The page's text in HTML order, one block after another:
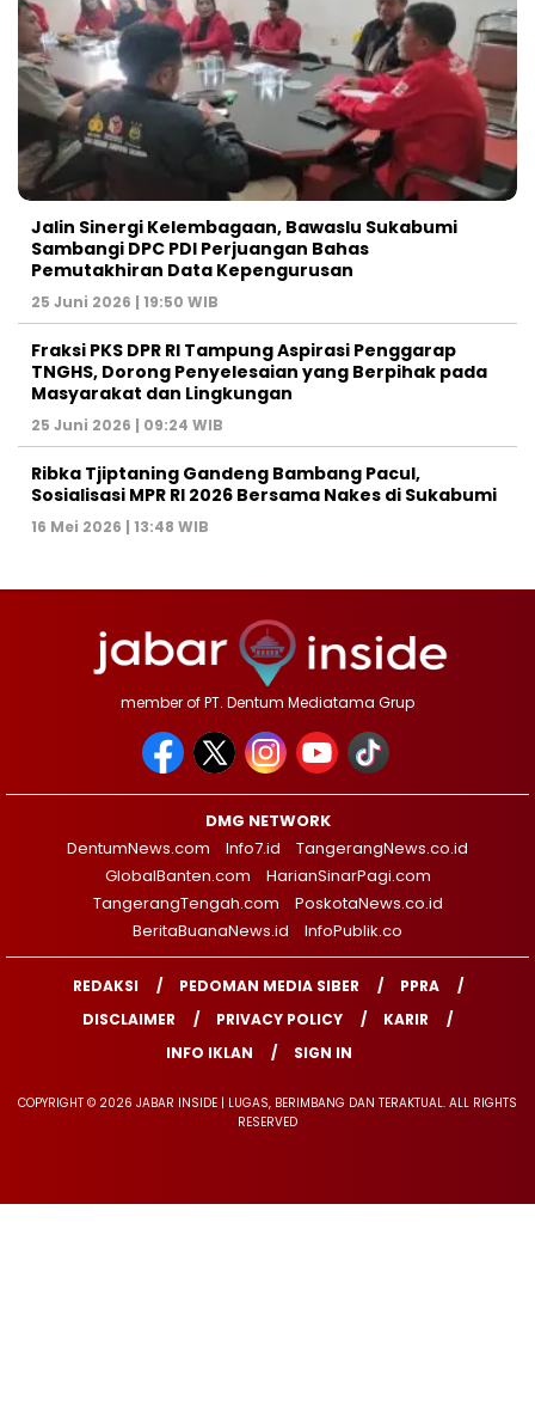
Jalin Sinergi Kelembagaan, Bawaslu Sukabumi
Sambangi DPC PDI Perjuangan Bahas
Pemutakhiran Data Kepengurusan
25 Juni 2026 | 19:50 WIB
‎Fraksi PKS DPR RI Tampung Aspirasi Penggarap
TNGHS, Dorong Penyelesaian yang Berpihak pada
Masyarakat dan Lingkungan‎
25 Juni 2026 | 09:24 WIB
Ribka Tjiptaning Gandeng Bambang Pacul,
Sosialisasi MPR RI 2026 Bersama Nakes di Sukabumi
16 Mei 2026 | 13:48 WIB
member of PT. Dentum Mediatama Grup
DMG NETWORK
DentumNews.com
Info7.id
TangerangNews.co.id
GlobalBanten.com
HarianSinarPagi.com
TangerangTengah.com
PoskotaNews.co.id
BeritaBuanaNews.id
InfoPublik.co
REDAKSI PEDOMAN MEDIA SIBER
PPRA
DISCLAIMER
PRIVACY POLICY
KARIR
INFO IKLAN
SIGN IN
COPYRIGHT © 2026 JABAR INSIDE | LUGAS, BERIMBANG DAN TERAKTUAL. ALL RIGHTS
RESERVED